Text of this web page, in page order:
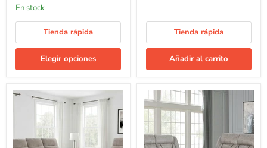
En stock
Tienda rápida
Elegir opciones
Tienda rápida
Añadir al carrito
Hamilton
Chenille
Manual
Reclining
Set
Greer
Upholstered
Reclining
Sofa
Set